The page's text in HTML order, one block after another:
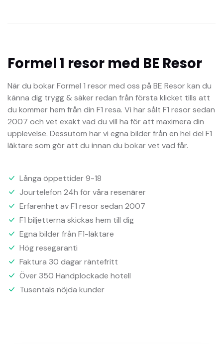
Formel 1 resor med BE Resor
När du bokar Formel 1 resor med oss på BE Resor kan du
känna dig trygg & säker redan från första klicket tills att
du kommer hem från din F1 resa. Vi har sålt F1 resor sedan
2007 och vet exakt vad du vill ha för att maximera din
upplevelse. Dessutom har vi egna bilder från en hel del F1
läktare som gör att du innan du bokar vet vad får.
Långa öppettider 9-18
Jourtelefon 24h för våra resenärer
Erfarenhet av F1 resor sedan 2007
F1 biljetterna skickas hem till dig
Egna bilder från F1-läktare
Hög resegaranti
Faktura 30 dagar räntefritt
Över 350 Handplockade hotell
Tusentals nöjda kunder